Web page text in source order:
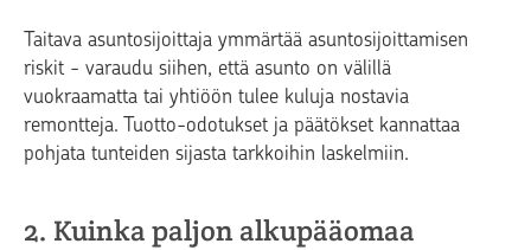
Taitava asuntosijoittaja ymmärtää asuntosijoittamisen
riskit - varaudu siihen, että asunto on välillä
vuokraamatta tai yhtiöön tulee kuluja nostavia
remontteja. Tuotto-odotukset ja päätökset kannattaa
pohjata tunteiden sijasta tarkkoihin laskelmiin.
2. Kuinka paljon alkupääomaa